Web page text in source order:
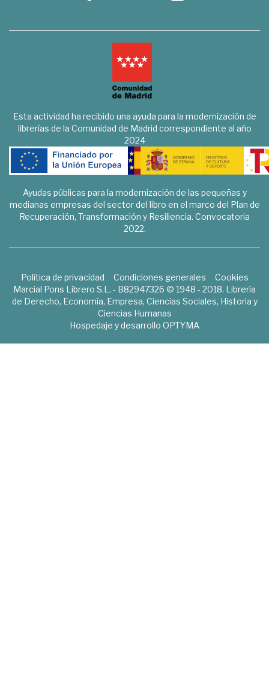
Esta actividad ha recibido una ayuda para la modernización de
librerías de la Comunidad de Madrid correspondiente al año
2024
Ayudas públicas para la modernización de las pequeñas y
medianas empresas del sector del libro en el marco del Plan de
Recuperación, Transformación y Resiliencia. Convocatoria
2022.
Política de privacidad Condiciones generales
Cookies
Marcial Pons Librero S.L. - B82947326 © 1948 - 2018. Librería
de Derecho, Economía, Empresa, Ciencias Sociales, Historia y
Ciencias Humanas
Hospedaje y desarrollo OPTYMA